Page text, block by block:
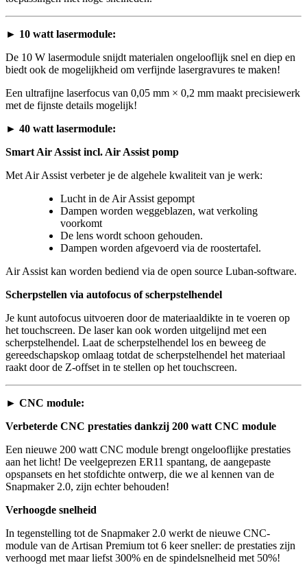
► 10 watt lasermodule:
De 10 W lasermodule snijdt materialen ongelooflijk snel en diep en
biedt ook de mogelijkheid om verfijnde lasergravures te maken!
Een ultrafijne laserfocus van 0,05 mm × 0,2 mm maakt precisiewerk
met de fijnste details mogelijk!
► 40 watt lasermodule:
Smart Air Assist incl. Air Assist pomp
Met Air Assist verbeter je de algehele kwaliteit van je werk:
Lucht in de Air Assist gepompt
Dampen worden weggeblazen, wat verkoling
voorkomt
De lens wordt schoon gehouden.
Dampen worden afgevoerd via de roostertafel.
Air Assist kan worden bediend via de open source Luban-software.
Scherpstellen via autofocus of scherpstelhendel
Je kunt autofocus uitvoeren door de materiaaldikte in te voeren op
het touchscreen. De laser kan ook worden uitgelijnd met een
scherpstelhendel. Laat de scherpstelhendel los en beweeg de
gereedschapskop omlaag totdat de scherpstelhendel het materiaal
raakt door de Z-offset in te stellen op het touchscreen.
► CNC module:
Verbeterde CNC prestaties dankzij 200 watt CNC module
Een nieuwe 200 watt CNC module brengt ongelooflijke prestaties
aan het licht! De veelgeprezen ER11 spantang, de aangepaste
opspansets en het stofdichte ontwerp, die we al kennen van de
Snapmaker 2.0, zijn echter behouden!
Verhoogde snelheid
In tegenstelling tot de Snapmaker 2.0 werkt de nieuwe CNC-
module van de Artisan Premium tot 6 keer sneller: de prestaties zijn
verhoogd met maar liefst 300% en de spindelsnelheid met 50%!